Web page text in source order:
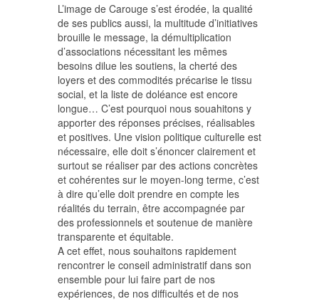
L’image de Carouge s’est érodée, la qualité
de ses publics aussi, la multitude d’initiatives
brouille le message, la démultiplication
d’associations nécessitant les mêmes
besoins dilue les soutiens, la cherté des
loyers et des commodités précarise le tissu
social, et la liste de doléance est encore
longue… C’est pourquoi nous souahitons y
apporter des réponses précises, réalisables
et positives. Une vision politique culturelle est
nécessaire, elle doit s’énoncer clairement et
surtout se réaliser par des actions concrètes
et cohérentes sur le moyen-long terme, c’est
à dire qu’elle doit prendre en compte les
réalités du terrain, être accompagnée par
des professionnels et soutenue de manière
transparente et équitable.
A cet effet, nous souhaitons rapidement
rencontrer le conseil administratif dans son
ensemble pour lui faire part de nos
expériences, de nos difficultés et de nos